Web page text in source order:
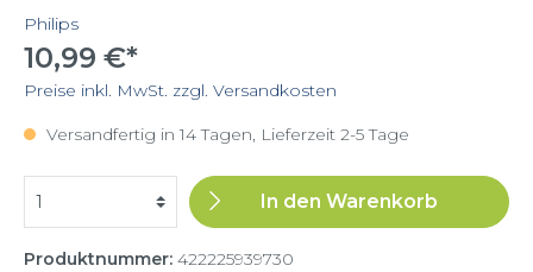
Philips
10,99 €*
Preise inkl. MwSt. zzgl. Versandkosten
Versandfertig in 14 Tagen, Lieferzeit 2-5 Tage
In den Warenkorb
Produktnummer: 422225939730